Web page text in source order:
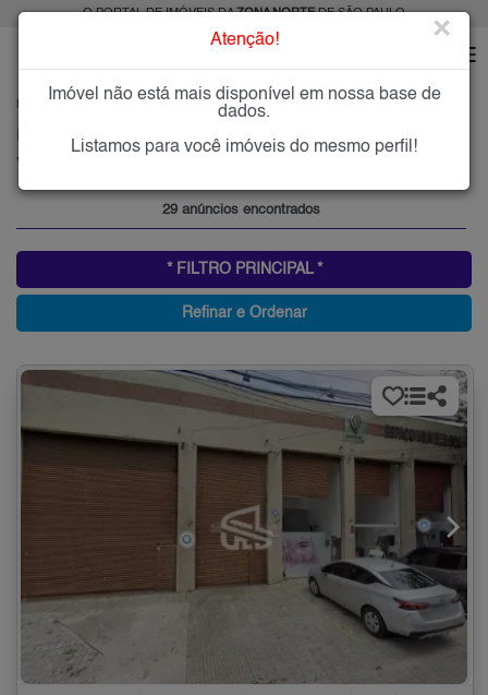
O PORTAL DE IMÓVEIS DAZONA NORTEDE SÃO PAULO
VILA EDE
Imóveis para Alugar na Vila Ede, Zona Norte de São Paulo, SP
Vila Ede, Zona Norte
29 anúncios encontrados
* FILTRO PRINCIPAL *
Refinar e Ordenar
Atenção! ×
Imóvel não está mais disponível em nossa base de
dados.
Listamos para você imóveis do mesmo perfil!